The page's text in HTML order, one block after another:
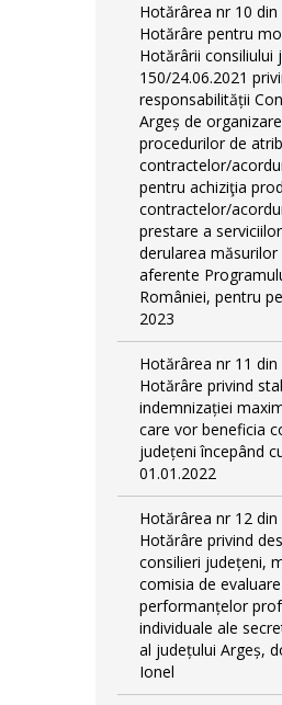
Hotărârea nr 10 din
Hotărâre pentru
Hotărârii consiliului
150/24.06.2021
responsabilității
Argeș de
procedurilor de
contractelor/
pentru achiziţia
contractelor/
prestare a
derularea măsurilor
aferente
României, pentru
2023
Hotărârea nr 11 din
Hotărâre privind
indemnizației
care vor beneficia
județeni începând
01.01.2022
Hotărârea nr 12 din
Hotărâre privind
consilieri județeni,
comisia de
performanțelor
individuale ale
al județului Argeș,
Ionel